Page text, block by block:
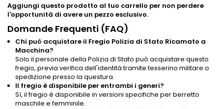
Aggiungi questo prodotto al tuo carrello per non perdere
l'opportunità di avere un pezzo esclusivo.
Domande Frequenti (FAQ)
Chi può acquistare il Fregio Polizia di Stato Ricamato a
Macchina?
Solo il personale della Polizia di Stato può acquistare questo
fregio, previa verifica dell'identità tramite tesserino militare o
spedizione presso la questura.
Il fregio è disponibile per entrambi i generi?
Sì, il fregio è disponibile in versioni specifiche per berretto
maschile e femminile.